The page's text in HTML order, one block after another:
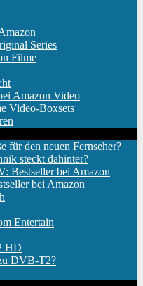
Series
Filme
Amazon Video
Video-Boxsets
für den neuen Fernseher?
steckt dahinter?
Bestseller bei Amazon
bei Amazon
Entertain
HD
DVB-T2?